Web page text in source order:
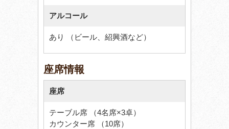
アルコール
あり （ビール、紹興酒など）
座席情報
座席
テーブル席 （4名席×3卓）
カウンター席 （10席）